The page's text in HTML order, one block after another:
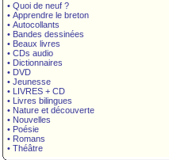
• Quoi de neuf ?
• Apprendre le breton
• Autocollants
• Bandes dessinées
• Beaux livres
• CDs audio
• Dictionnaires
• DVD
• Jeunesse
• LIVRES + CD
• Livres bilingues
• Nature et découverte
• Nouvelles
• Poésie
• Romans
• Théâtre